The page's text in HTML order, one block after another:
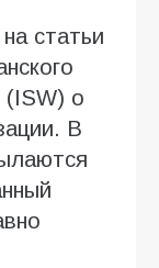
статьи
(ISW) о
В